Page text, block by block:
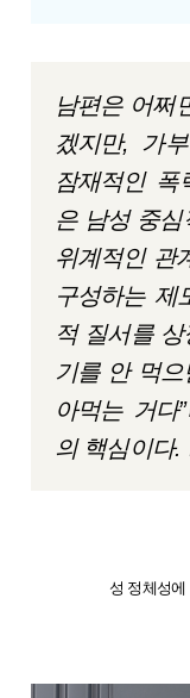
남편은 어쩌
겠지만, 가
잠재적인
은 남성 중
위계적인 관
구성하는 제
적 질서를
기를 안 먹
아먹는 거다
의 핵심이
성 정체성